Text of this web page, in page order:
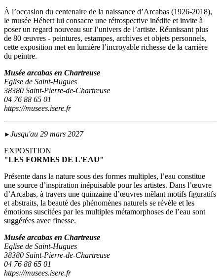
À l’occasion du centenaire de la naissance d’Arcabas (1926-2018),
le musée Hébert lui consacre une rétrospective inédite et invite à
poser un regard nouveau sur l’univers de l’artiste. Réunissant plus
de 80 œuvres - peintures, estampes, archives et objets personnels,
cette exposition met en lumière l’incroyable richesse de la carrière
du peintre.
Musée arcabas en Chartreuse
Eglise de Saint-Hugues
38380 Saint-Pierre-de-Chartreuse
04 76 88 65 01
https://musees.isere.fr
► Jusqu'au 29 mars 2027
EXPOSITION
"LES FORMES DE L'EAU"
Présente dans la nature sous des formes multiples, l’eau constitue
une source d’inspiration inépuisable pour les artistes. Dans l’œuvre
d’Arcabas, à travers une quinzaine d’œuvres mêlant motifs figuratifs
et abstraits, la beauté des phénomènes naturels se révèle et les
émotions suscitées par les multiples métamorphoses de l’eau sont
suggérées avec finesse.
Musée arcabas en Chartreuse
Eglise de Saint-Hugues
38380 Saint-Pierre-de-Chartreuse
04 76 88 65 01
https://musees.isere.fr